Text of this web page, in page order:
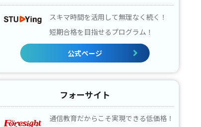
スキマ時間を活用して無理なく続く！
短期合格を目指せるプログラム！
公式ページ
フォーサイト
通信教育だからこそ実現できる低価格！